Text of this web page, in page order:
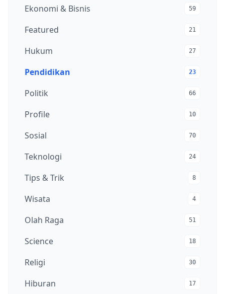
Ekonomi & Bisnis 59
Featured 21
Hukum 27
Pendidikan 23
Politik 66
Profile 10
Sosial 70
Teknologi 24
Tips & Trik 8
Wisata 4
Olah Raga 51
Science 18
Religi 30
Hiburan 17